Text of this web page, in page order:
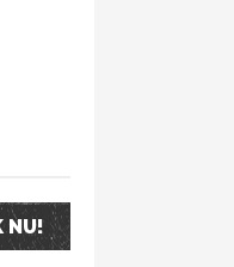
NU!